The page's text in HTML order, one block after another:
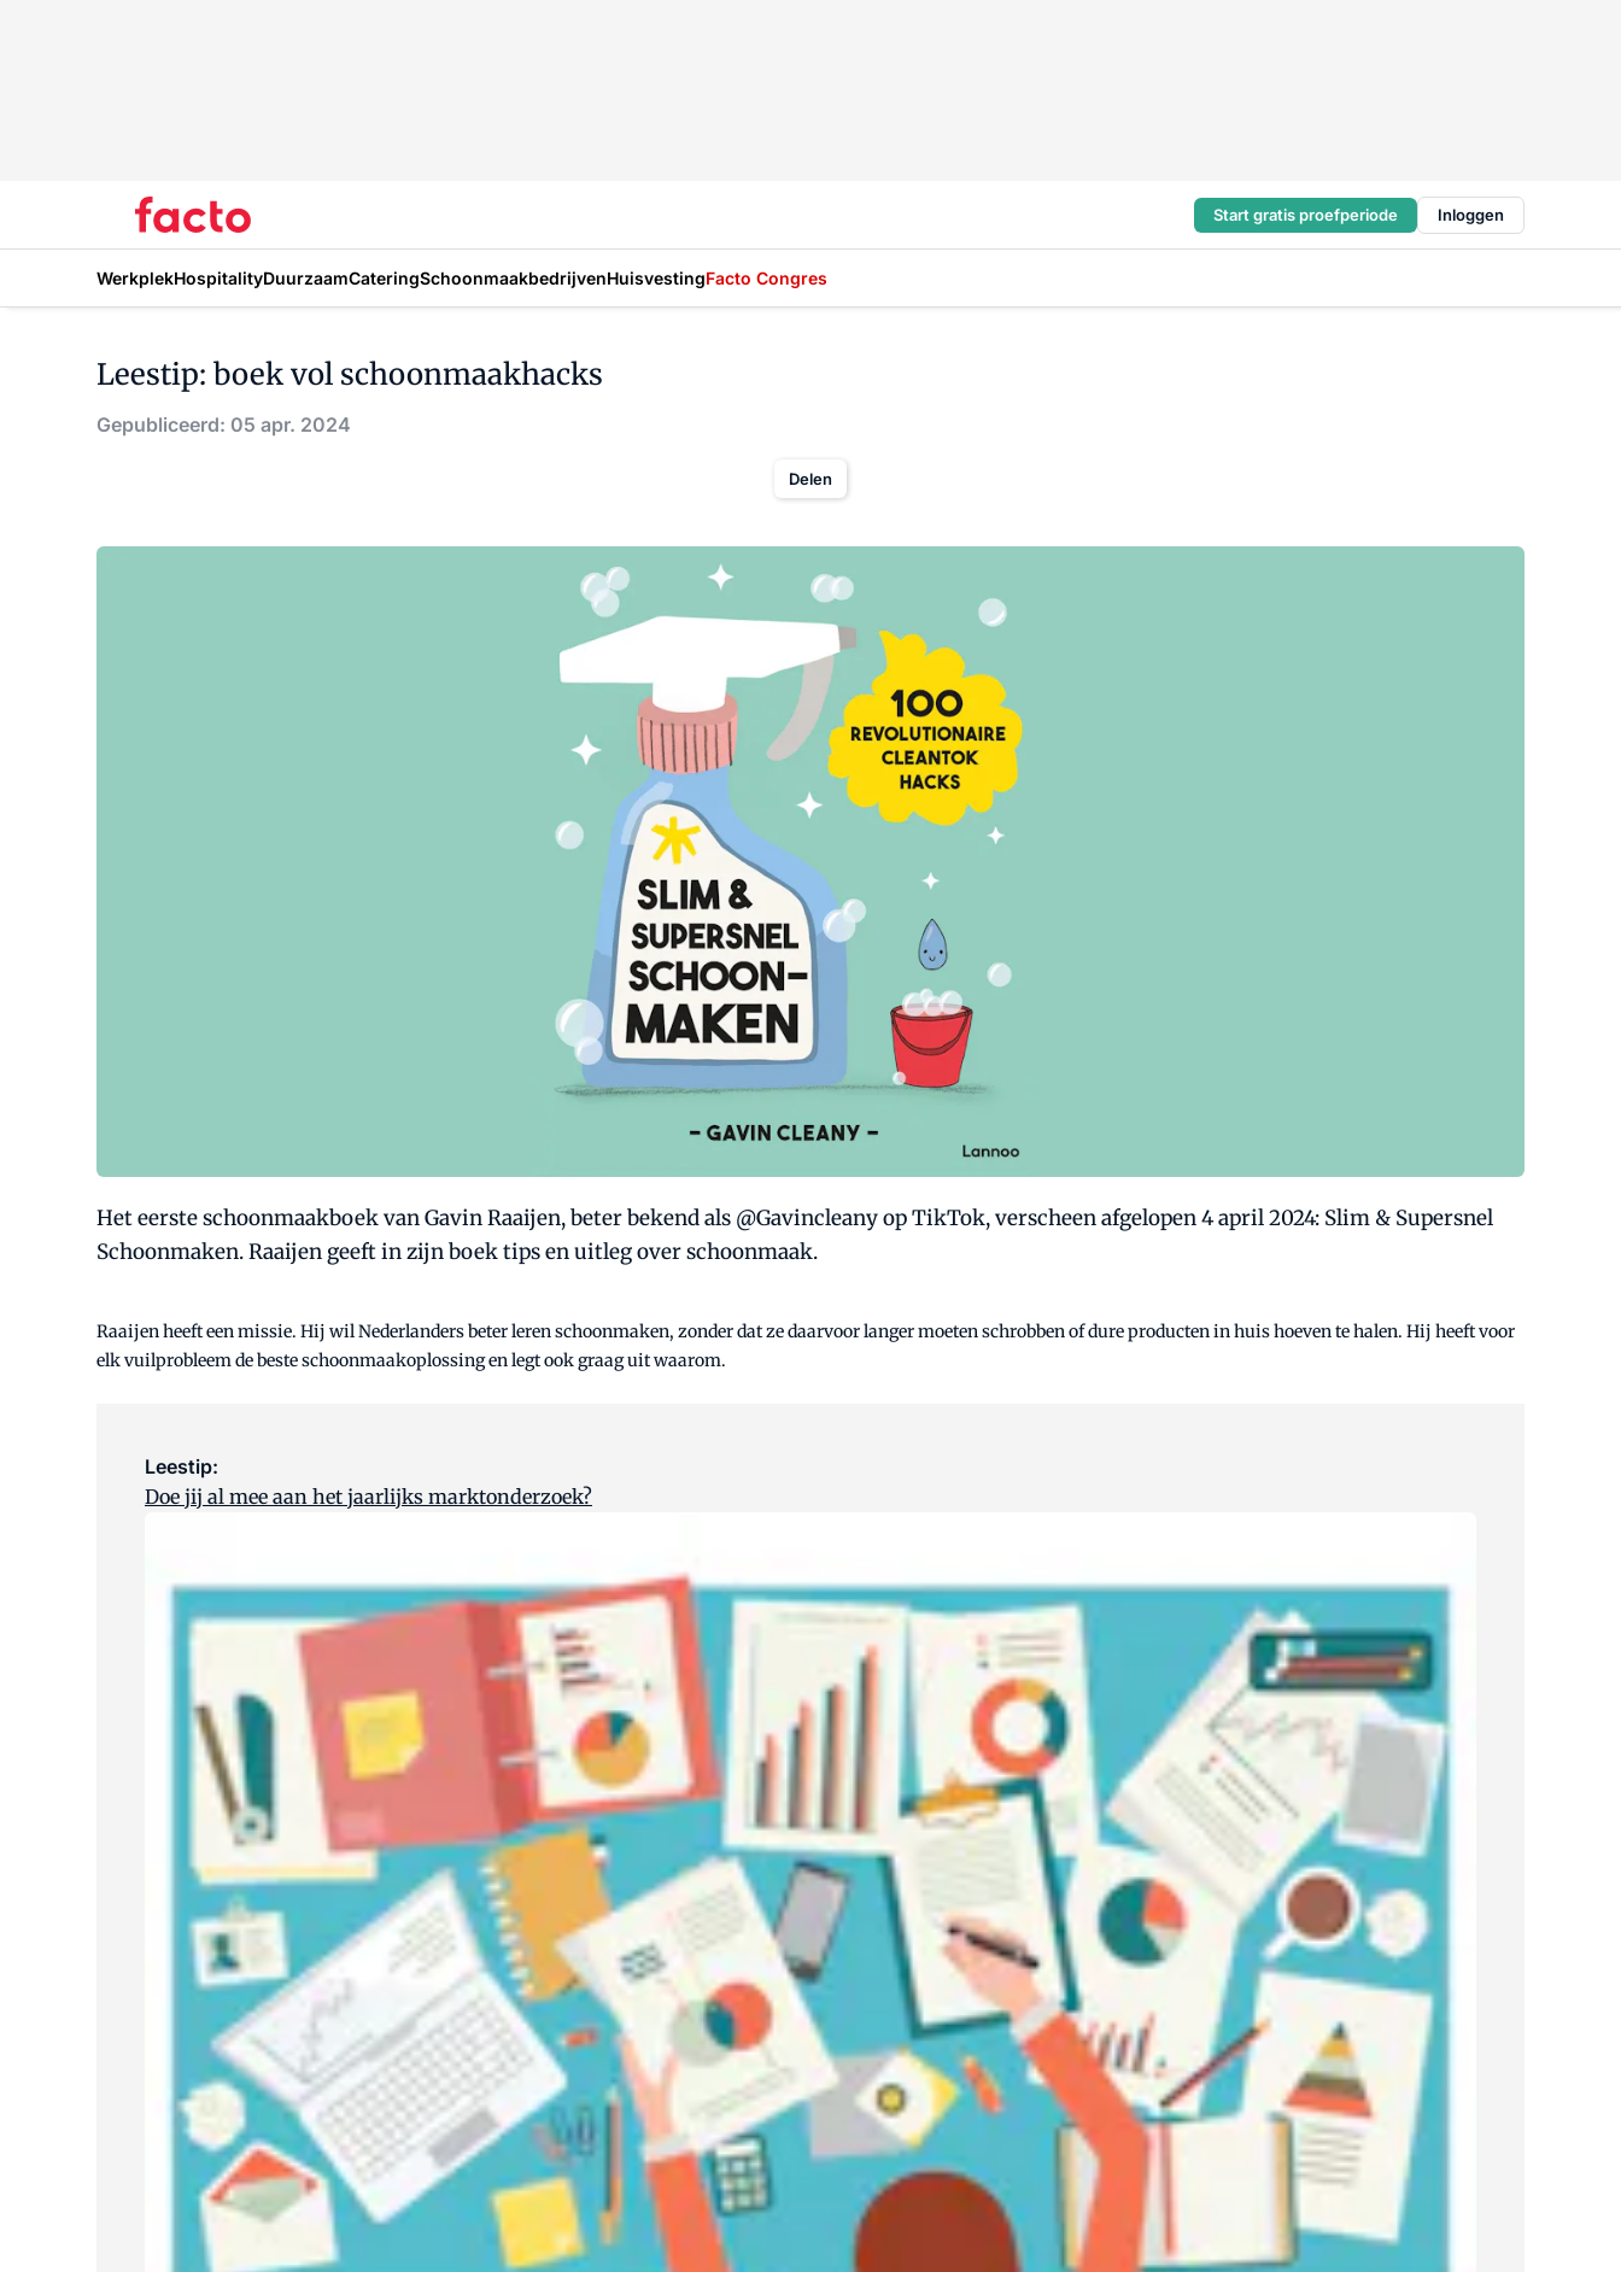
Start gratis proefperiode Inloggen
WerkplekHospitalityDuurzaamCateringSchoonmaakbedrijvenHuisvestingFacto Congres
Leestip: boek vol schoonmaakhacks
Gepubliceerd: 05 apr. 2024
Delen
Het eerste schoonmaakboek van Gavin Raaijen, beter bekend als @Gavincleany op TikTok, verscheen afgelopen 4 april 2024: Slim & Supersnel
Schoonmaken. Raaijen geeft in zijn boek tips en uitleg over schoonmaak.
Raaijen heeft een missie. Hij wil Nederlanders beter leren schoonmaken, zonder dat ze daarvoor langer moeten schrobben of dure producten in huis hoeven te halen. Hij heeft voor
elk vuilprobleem de beste schoonmaakoplossing en legt ook graag uit waarom.
Leestip:
Doe jij al mee aan het jaarlijks marktonderzoek?